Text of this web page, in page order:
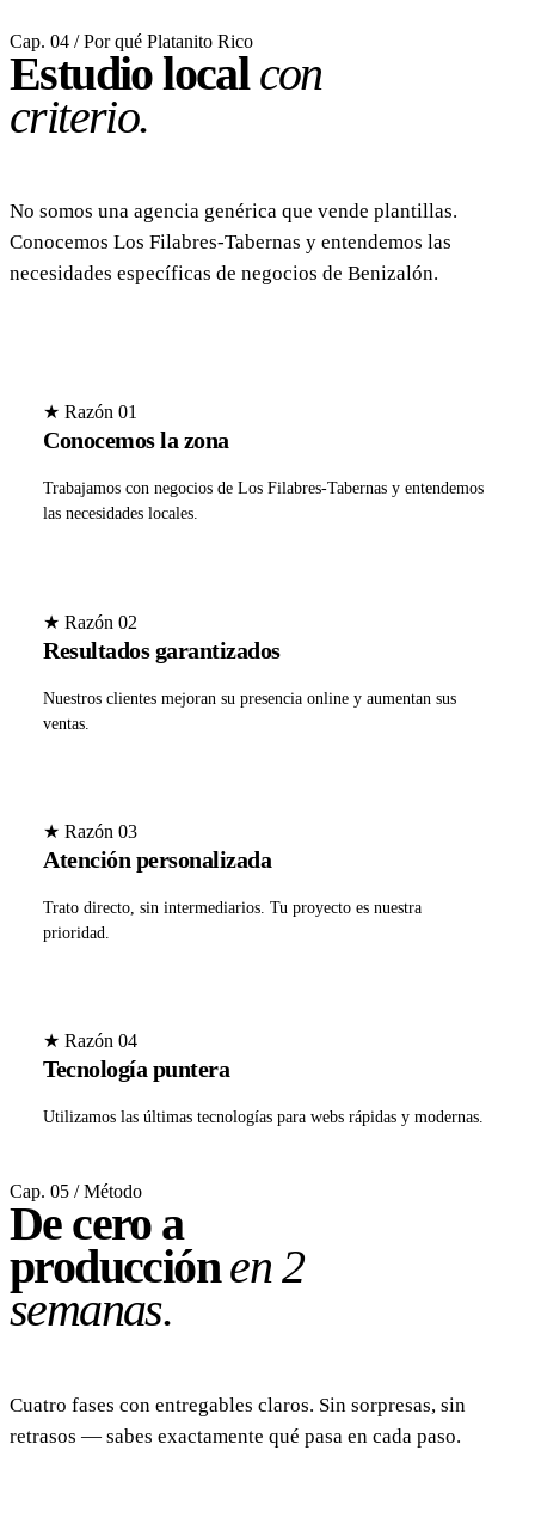
Cap. 04 / Por qué Platanito Rico
Estudio localcon
criterio.
No somos una agencia genérica que vende plantillas.
Conocemos Los Filabres-Tabernas y entendemos las
necesidades específicas de negocios de Benizalón.
★ Razón 01
Conocemos la zona
Trabajamos con negocios de Los Filabres-Tabernas y entendemos
las necesidades locales.
★ Razón 02
Resultados garantizados
Nuestros clientes mejoran su presencia online y aumentan sus
ventas.
★ Razón 03
Atención personalizada
Trato directo, sin intermediarios. Tu proyecto es nuestra
prioridad.
★ Razón 04
Tecnología puntera
Utilizamos las últimas tecnologías para webs rápidas y modernas.
Cap. 05 / Método
De cero a
producciónen 2
semanas.
Cuatro fases con entregables claros. Sin sorpresas, sin
retrasos — sabes exactamente qué pasa en cada paso.